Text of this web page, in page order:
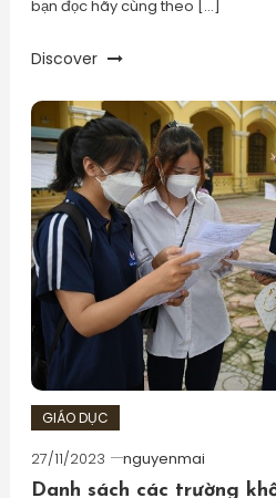
bạn đọc hãy cùng theo […]
Discover
GIÁO DỤC
27/11/2023
nguyenmai
Danh sách các trường